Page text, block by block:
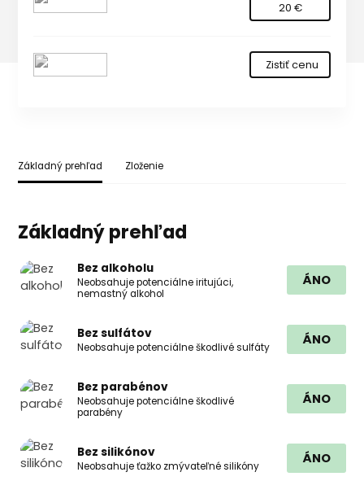
20 €
Zistiť cenu
Základný prehľad Zloženie
Základný prehľad
Bez alkoholu
Neobsahuje potenciálne iritujúci,
nemastný alkohol
ÁNO
Bez sulfátov
Neobsahuje potenciálne škodlivé sulfáty
ÁNO
Bez parabénov
Neobsahuje potenciálne škodlivé
parabény
ÁNO
Bez silikónov
Neobsahuje ťažko zmývateľné silikóny
ÁNO